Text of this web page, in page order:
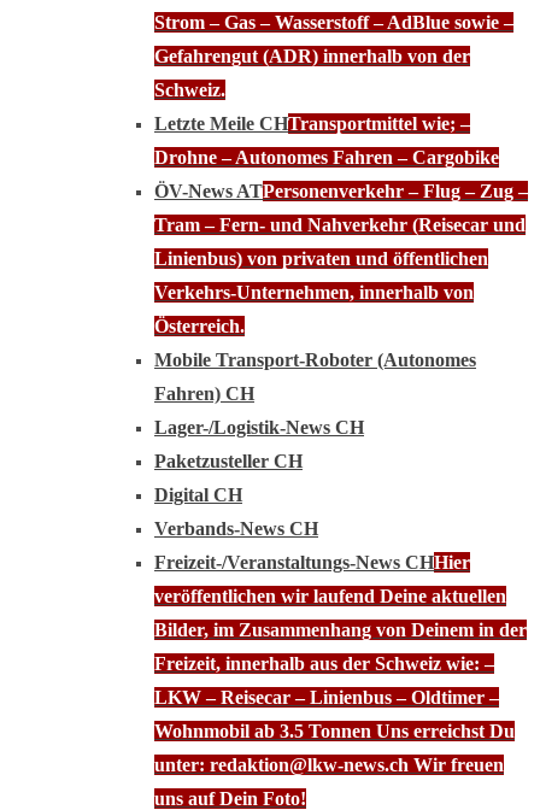
Strom – Gas – Wasserstoff – AdBlue sowie –
Gefahrengut (ADR) innerhalb von der
Schweiz.
Letzte Meile CHTransportmittel wie; –
Drohne – Autonomes Fahren – Cargobike
ÖV-News ATPersonenverkehr – Flug – Zug –
Tram – Fern- und Nahverkehr (Reisecar und
Linienbus) von privaten und öffentlichen
Verkehrs-Unternehmen, innerhalb von
Österreich.
Mobile Transport-Roboter (Autonomes
Fahren) CH
Lager-/Logistik-News CH
Paketzusteller CH
Digital CH
Verbands-News CH
Freizeit-/Veranstaltungs-News CHHier
veröffentlichen wir laufend Deine aktuellen
Bilder, im Zusammenhang von Deinem in der
Freizeit, innerhalb aus der Schweiz wie: –
LKW – Reisecar – Linienbus – Oldtimer –
Wohnmobil ab 3.5 Tonnen Uns erreichst Du
unter: redaktion@lkw-news.ch Wir freuen
uns auf Dein Foto!